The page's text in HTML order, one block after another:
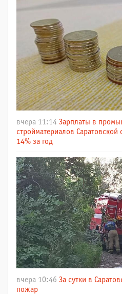
вчера 11:14 Зарплаты в
стройматериалов
14% за год
вчера 10:46 За сутки в
пожар